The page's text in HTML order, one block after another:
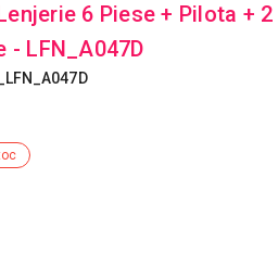
6 Piese + Pilota +
- LFN_A047D